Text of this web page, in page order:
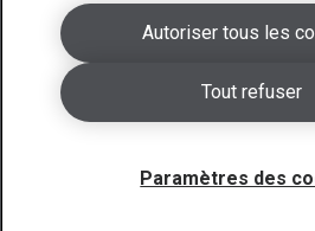
Demander un devis
Les membres de notre équipe
personnalisé.
Autoriser tous les
Tout refuser
Paramètres des